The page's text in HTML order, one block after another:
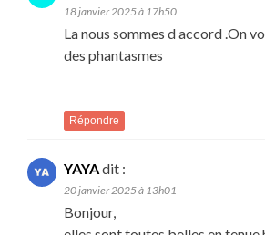
18 janvier 2025 à 17h50
La nous sommes d accord .On
des phantasmes
Répondre
YAYAdit :
20 janvier 2025 à 13h01
Bonjour,